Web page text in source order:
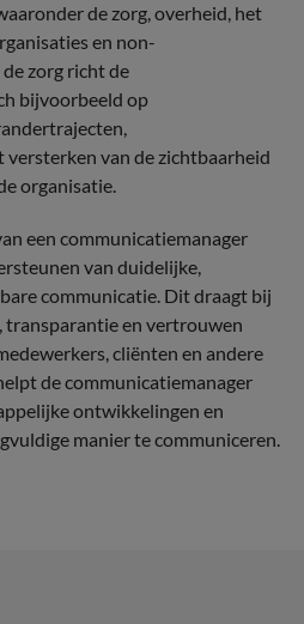
de zorg, overheid, het
en non-
zorg richt de
bijvoorbeeld op
van de zichtbaarheid
organisatie.
een communicatiemanager
van duidelijke,
communicatie. Dit draagt bij
transparantie en vertrouwen
cliënten en andere
de communicatiemanager
ontwikkelingen en
manier te communiceren.